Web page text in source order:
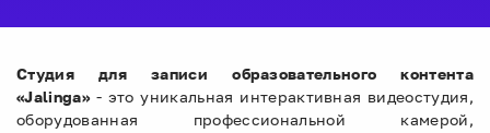
Студия для записи образовательного контента
«Jalinga»- это уникальная интерактивная видеостудия,
оборудованная профессиональной камерой,